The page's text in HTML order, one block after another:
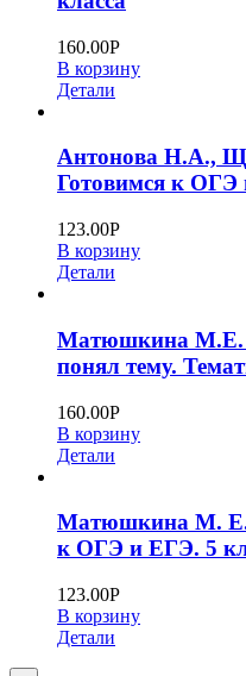
160.00Р
В корзину
Детали
Антонова Н.А.,
Готовимся к ОГЭ
123.00Р
В корзину
Детали
Матюшкина М.Е.
понял тему.
160.00Р
В корзину
Детали
Матюшкина М. Е.
к ОГЭ и ЕГЭ. 5
123.00Р
В корзину
Детали